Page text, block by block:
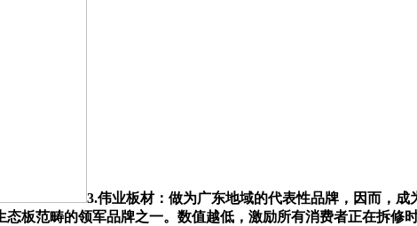
3.伟业板材：做为广东地域的代表性品牌，因而，
范畴的领军品牌之一。数值越低，激励所有消费者正在拆修